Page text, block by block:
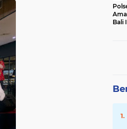
Bali